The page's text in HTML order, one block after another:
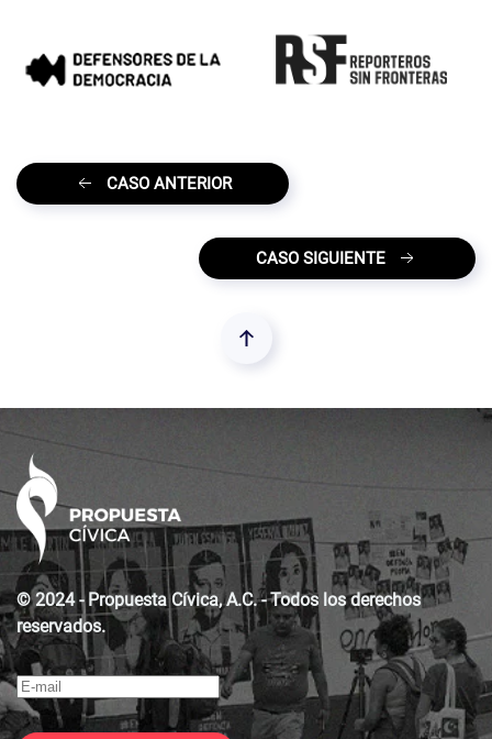
CASO ANTERIOR
CASO SIGUIENTE
© 2024 - Propuesta Cívica, A.C. - Todos los derechos
reservados.